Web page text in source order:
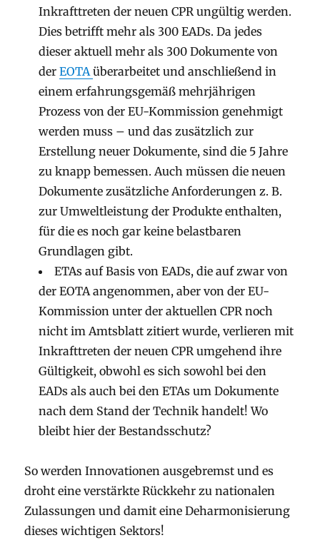
Inkrafttreten der neuen CPR ungültig werden.
Dies betrifft mehr als 300 EADs. Da jedes
dieser aktuell mehr als 300 Dokumente von
derEOTAüberarbeitet und anschließend in
einem erfahrungsgemäß mehrjährigen
Prozess von der EU-Kommission genehmigt
werden muss – und das zusätzlich zur
Erstellung neuer Dokumente, sind die 5 Jahre
zu knapp bemessen. Auch müssen die neuen
Dokumente zusätzliche Anforderungen z. B.
zur Umweltleistung der Produkte enthalten,
für die es noch gar keine belastbaren
Grundlagen gibt.
ETAs auf Basis von EADs, die auf zwar von
der EOTA angenommen, aber von der EU-
Kommission unter der aktuellen CPR noch
nicht im Amtsblatt zitiert wurde, verlieren mit
Inkrafttreten der neuen CPR umgehend ihre
Gültigkeit, obwohl es sich sowohl bei den
EADs als auch bei den ETAs um Dokumente
nach dem Stand der Technik handelt! Wo
bleibt hier der Bestandsschutz?
So werden Innovationen ausgebremst und es
droht eine verstärkte Rückkehr zu nationalen
Zulassungen und damit eine Deharmonisierung
dieses wichtigen Sektors!